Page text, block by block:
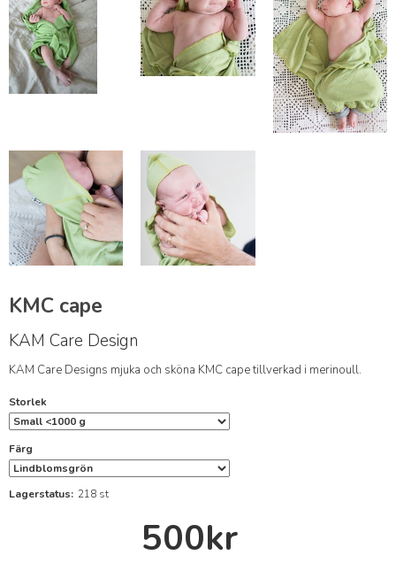
KMC cape
KAM Care Design
KAM Care Designs mjuka och sköna KMC cape tillverkad i merinoull.
Storlek
Färg
Lagerstatus: 218 st
500kr